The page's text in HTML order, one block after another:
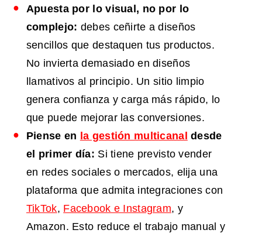
Apuesta por lo visual, no por lo
complejo: debes ceñirte a diseños
sencillos que destaquen tus productos.
No invierta demasiado en diseños
llamativos al principio. Un sitio limpio
genera confianza y carga más rápido, lo
que puede mejorar las conversiones.
Piense en la gestión multicanal desde
el primer día: Si tiene previsto vender
en redes sociales o mercados, elija una
plataforma que admita integraciones con
TikTok, Facebook e Instagram, y
Amazon. Esto reduce el trabajo manual y